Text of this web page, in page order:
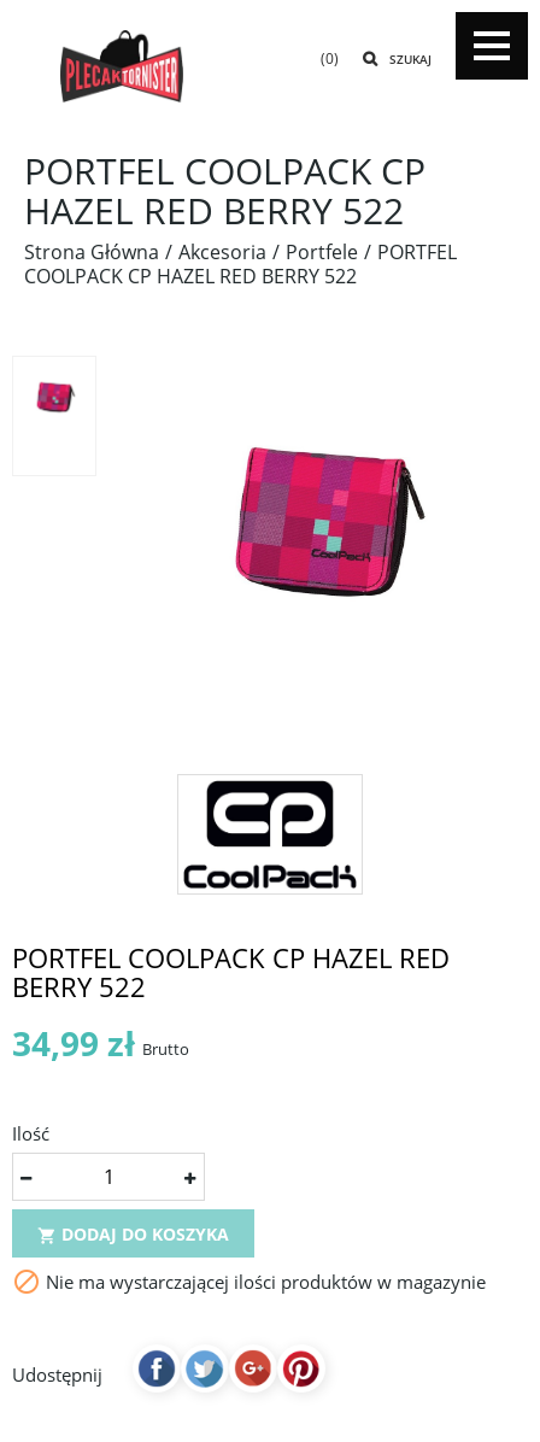
SZUKAJ
(0)
PORTFEL COOLPACK CP
HAZEL RED BERRY 522
Strona Główna Akcesoria Portfele
PORTFEL
COOLPACK CP HAZEL RED BERRY 522
PORTFEL COOLPACK CP HAZEL RED
BERRY 522
34,99 zł Brutto
Ilość
 DODAJ DO KOSZYKA
 Nie ma wystarczającej ilości produktów w magazynie
Udostępnij